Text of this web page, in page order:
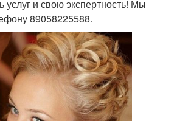
и свою экспертность! Мы
89058225588.